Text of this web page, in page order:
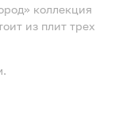
коллекция
из плит трех